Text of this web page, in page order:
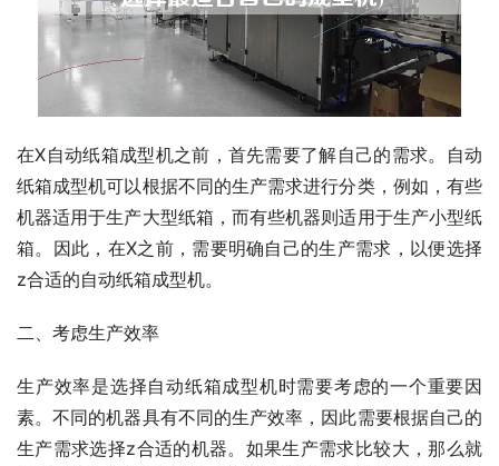
在X自动纸箱成型机之前，首先需要了解自己的需求。自动
纸箱成型机可以根据不同的生产需求进行分类，例如，有些
机器适用于生产大型纸箱，而有些机器则适用于生产小型纸
箱。因此，在X之前，需要明确自己的生产需求，以便选择
z合适的自动纸箱成型机。
二、考虑生产效率
生产效率是选择自动纸箱成型机时需要考虑的一个重要因
素。不同的机器具有不同的生产效率，因此需要根据自己的
生产需求选择z合适的机器。如果生产需求比较大，那么就